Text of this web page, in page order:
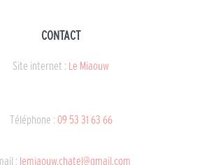
CONTACT
Site internet : Le Miaouw
Téléphone : 09 53 31 63 66
: lemiaouw.chatel@gmail.com